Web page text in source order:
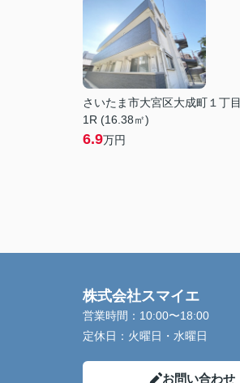
さいたま市大宮区大成町１丁目
1R (16.38㎡)
6.9万円
株式会社スマイエ
営業時間： 10:00〜18:00
定休日： 火曜日・水曜日
お問い合わせ